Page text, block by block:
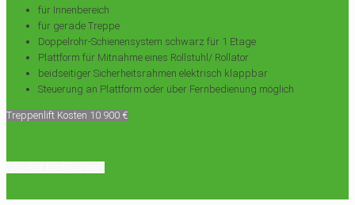
für Innenbereich
für gerade Treppe
Doppelrohr-Schienensystem schwarz für 1 Etage
Plattform für Mitnahme eines Rollstuhl/ Rollator
beidseitiger Sicherheitsrahmen elektrisch klappbar
Steuerung an Plattform oder über Fernbedienung möglich
Treppenlift Kosten 10.900 €